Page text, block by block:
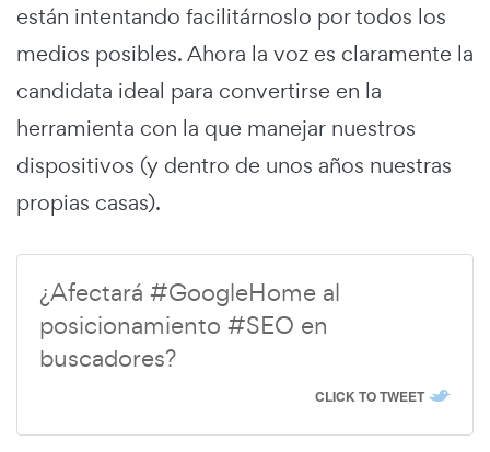
están intentando facilitárnoslo por todos los
medios posibles. Ahora la voz es claramente la
candidata ideal para convertirse en la
herramienta con la que manejar nuestros
dispositivos (y dentro de unos años nuestras
propias casas).
¿Afectará #GoogleHome al
posicionamiento #SEO en
buscadores?
CLICK TO TWEET